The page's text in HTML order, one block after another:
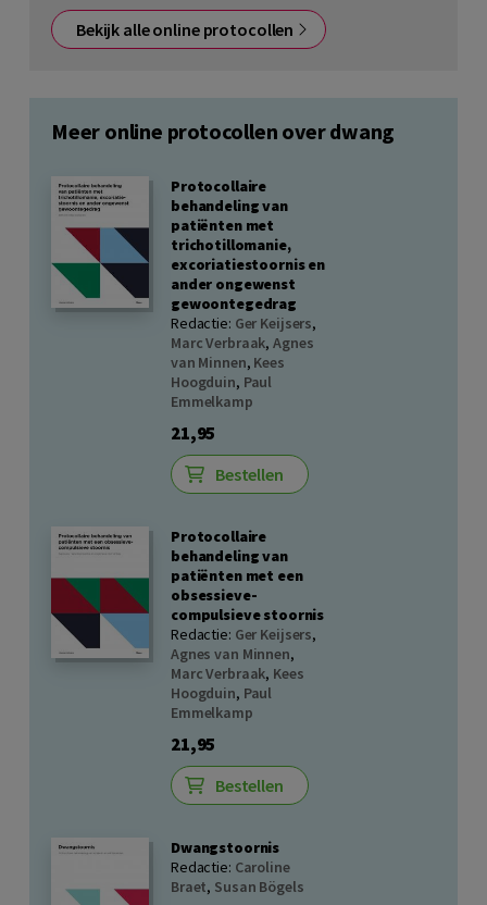
Bekijk alle online protocollen
Meer online protocollen over dwang
Protocollaire
behandeling van
patiënten met
trichotillomanie,
excoriatiestoornis en
ander ongewenst
gewoontegedrag
Redactie: Ger Keijsers,
Marc Verbraak,Agnes
van Minnen, Kees
Hoogduin, Paul
Emmelkamp
21,95
Bestellen
Protocollaire
behandeling van
patiënten met een
obsessieve-
compulsieve stoornis
Redactie: Ger Keijsers,
Agnes van Minnen,
Marc Verbraak, Kees
Hoogduin, Paul
Emmelkamp
21,95
Bestellen
Dwangstoornis
Redactie: Caroline
Braet, Susan Bögels